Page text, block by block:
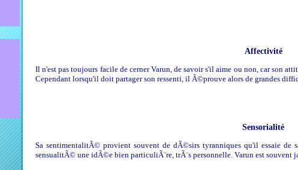
Affectivité
Il n'est pas toujours facile de cerner Varun, de savoir s'il aime ou non, car son
Cependant lorsqu'il doit partager son ressenti, il Ã©prouve alors de grandes
Sensorialité
Sa sentimentalitÃ© provient souvent de dÃ©sirs tyranniques qu'il essaie
sensualitÃ© une idÃ©e bien particuliÃ¨re, trÃ¨s personnelle. Varun est souvent